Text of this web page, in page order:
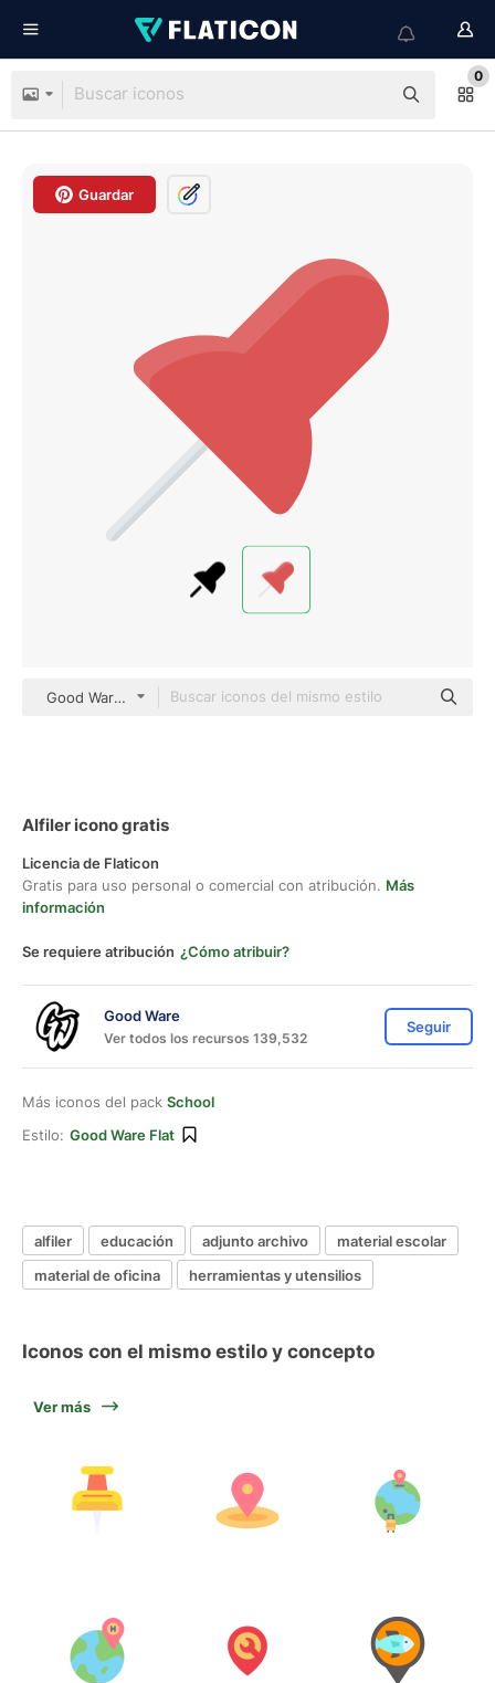
0
Guardar
Good Ware Flat
Alfiler icono gratis
Licencia de Flaticon
Gratis para uso personal o comercial con atribución. Más
información
Se requiere atribución ¿Cómo atribuir?
Good Ware
Ver todos los recursos 139,532
Seguir
Más iconos del pack School
Estilo: Good Ware Flat
alfiler educación adjunto archivo
material escolar
material de oficina
herramientas y utensilios
Iconos con el mismo estilo y concepto
Ver más